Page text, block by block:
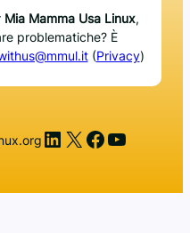
Mia Mamma Usa Linux,
problematiche? È
(Privacy)
LinkedIn
X Facebook